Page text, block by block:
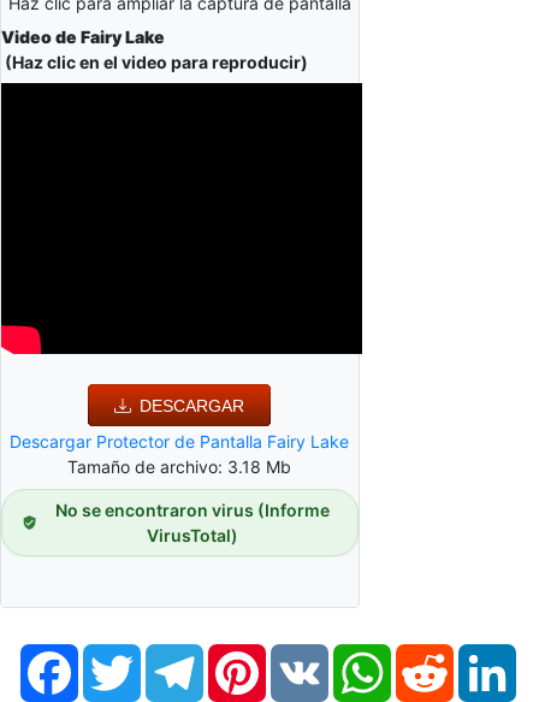
Video de Fairy Lake
(Haz clic en el video para reproducir)
DESCARGAR
Descargar Protector de Pantalla Fairy Lake
Tamaño de archivo: 3.18 Mb
No se encontraron virus (Informe
VirusTotal)
FacebookTwitter TelegramPinterestVK WhatsAppReddit